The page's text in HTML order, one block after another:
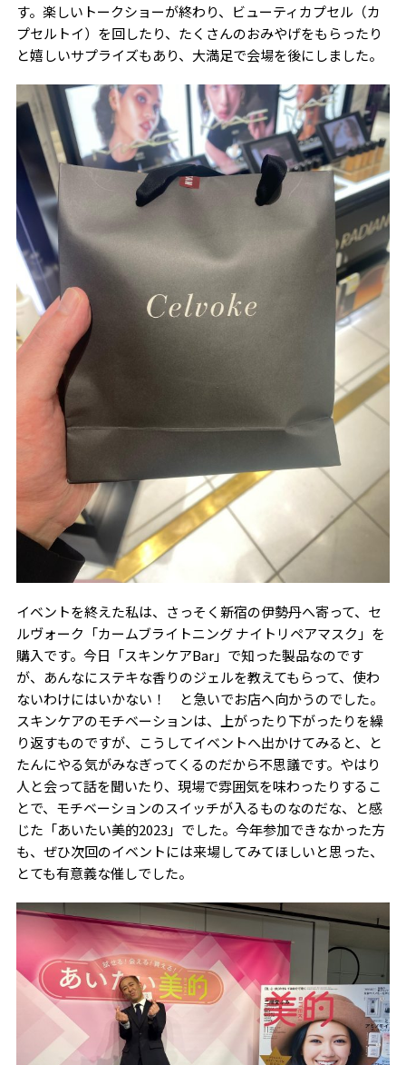
す。楽しいトークショーが終わり、ビューティカプセル（カ
プセルトイ）を回したり、たくさんのおみやげをもらったり
と嬉しいサプライズもあり、大満足で会場を後にしました。
イベントを終えた私は、さっそく新宿の伊勢丹へ寄って、セ
ルヴォーク「カームブライトニング ナイトリペアマスク」を
購入です。今日「スキンケアBar」で知った製品なのです
が、あんなにステキな香りのジェルを教えてもらって、使わ
ないわけにはいかない！ と急いでお店へ向かうのでした。
スキンケアのモチベーションは、上がったり下がったりを繰
り返すものですが、こうしてイベントへ出かけてみると、と
たんにやる気がみなぎってくるのだから不思議です。やはり
人と会って話を聞いたり、現場で雰囲気を味わったりするこ
とで、モチベーションのスイッチが入るものなのだな、と感
じた「あいたい美的2023」でした。今年参加できなかった方
も、ぜひ次回のイベントには来場してみてほしいと思った、
とても有意義な催しでした。